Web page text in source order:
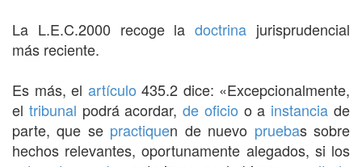
La L.E.C.2000 recoge ladoctrina jurisprudencial
más reciente.
Es más, el artículo 435.2 dice: «Excepcionalmente,
el tribunal podrá acordar,de oficio o a instancia de
parte, que se practiquen de nuevo pruebas sobre
hechos relevantes, oportunamente alegados, si los